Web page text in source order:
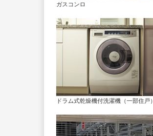
ガスコンロ
ドラム式乾燥機付洗濯機（一部住戸）